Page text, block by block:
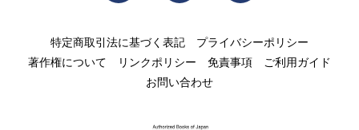
特定商取引法に基づく表記
プライバシーポリシー
著作権について
リンクポリシー 免責事項
ご利用ガイド
お問い合わせ